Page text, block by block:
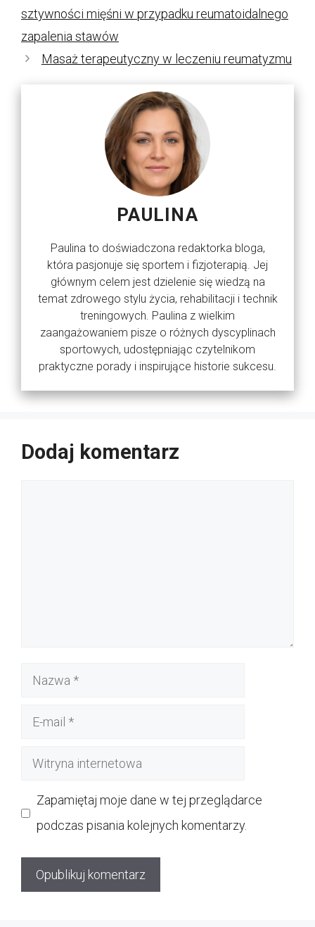
sztywności mięśni w przypadku reumatoidalnego
zapalenia stawów
Masaż terapeutyczny w leczeniu reumatyzmu
PAULINA
Paulina to doświadczona redaktorka bloga,
która pasjonuje się sportem i fizjoterapią. Jej
głównym celem jest dzielenie się wiedzą na
temat zdrowego stylu życia, rehabilitacji i technik
treningowych. Paulina z wielkim
zaangażowaniem pisze o różnych dyscyplinach
sportowych, udostępniając czytelnikom
praktyczne porady i inspirujące historie sukcesu.
Dodaj komentarz
Nazwa
Witryna
Zapamiętaj moje dane w tej przeglądarce
podczas pisania kolejnych komentarzy.